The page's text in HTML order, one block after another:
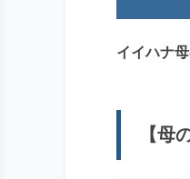
イイハナ
【母